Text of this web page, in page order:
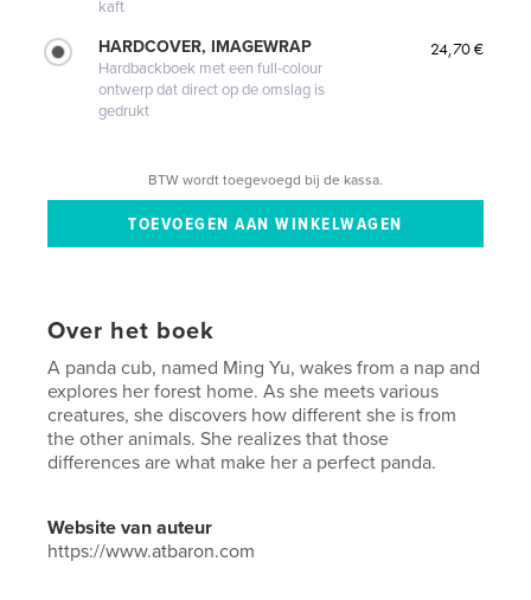
kaft
HARDCOVER, IMAGEWRAP
Hardbackboek met een full-colour
ontwerp dat direct op de omslag is
gedrukt
24,70 €
BTW wordt toegevoegd bij de kassa.
Over het boek
A panda cub, named Ming Yu, wakes from a nap and
explores her forest home. As she meets various
creatures, she discovers how different she is from
the other animals. She realizes that those
differences are what make her a perfect panda.
Website van auteur
https://www.atbaron.com